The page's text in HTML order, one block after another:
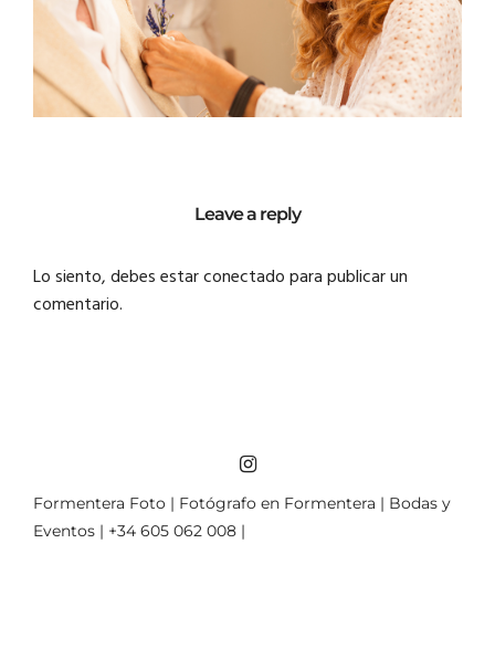
Leave a reply
Lo siento, debes estarconectadopara publicar un
comentario.
Formentera Foto | Fotógrafo en Formentera | Bodas y
Eventos | +34 605 062 008 |